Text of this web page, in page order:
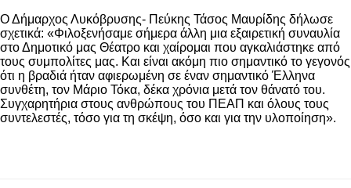
Ο Δήμαρχος Λυκόβρυσης- Πεύκης Τάσος Μαυρίδης δήλωσε
σχετικά: «Φιλοξενήσαμε σήμερα άλλη μια εξαιρετική συναυλία
στο Δημοτικό μας Θέατρο και χαίρομαι που αγκαλιάστηκε από
τους συμπολίτες μας. Και είναι ακόμη πιο σημαντικό το γεγονός
ότι η βραδιά ήταν αφιερωμένη σε έναν σημαντικό Έλληνα
συνθέτη, τον Μάριο Τόκα, δέκα χρόνια μετά τον θάνατό του.
Συγχαρητήρια στους ανθρώπους του ΠΕΑΠ και όλους τους
συντελεστές, τόσο για τη σκέψη, όσο και για την υλοποίηση».